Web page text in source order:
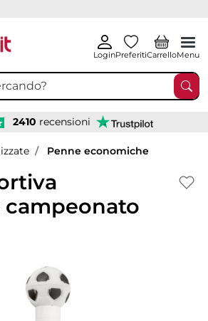
LoginPreferitiCarrelloMenu
2410 recensioni
Penne economiche
campeonato